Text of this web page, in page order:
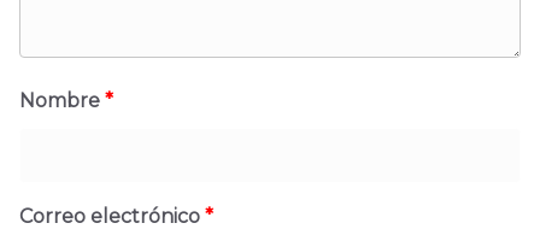
Nombre *
Correo electrónico *